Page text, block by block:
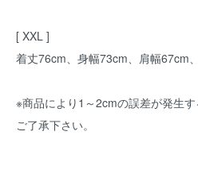
[ XXL ]
着丈76cm、身幅73cm、肩幅67cm
※商品により1～2cmの誤差が発生
ご了承下さい。